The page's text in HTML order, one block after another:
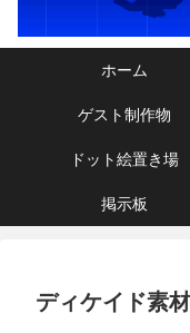
ホーム
ゲスト制作物
ドット絵置き場
掲示板
ディケイド素